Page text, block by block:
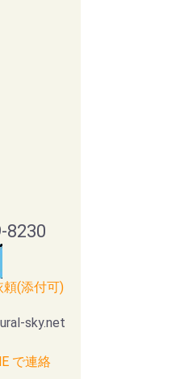
8230
頼(添付可)
sky.net
で連絡